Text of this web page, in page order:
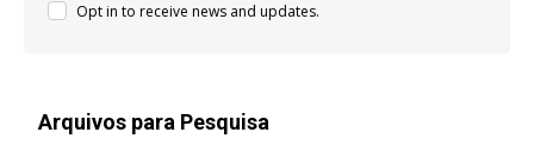
Opt in to receive news and updates.
Arquivos para Pesquisa